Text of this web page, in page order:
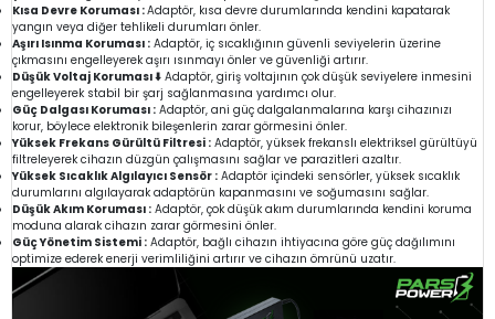
Kısa Devre Koruması :Adaptör, kısa devre durumlarında kendini kapatarak
yangın veya diğer tehlikeli durumları önler.
Aşırı Isınma Koruması : Adaptör, iç sıcaklığının güvenli seviyelerin üzerine
çıkmasını engelleyerek aşırı ısınmayı önler ve güvenliği artırır.
Düşük Voltaj Koruması ⬇️ Adaptör, giriş voltajının çok düşük seviyelere inmesini
engelleyerek stabil bir şarj sağlanmasına yardımcı olur.
Güç Dalgası Koruması : Adaptör, ani güç dalgalanmalarına karşı cihazınızı
korur, böylece elektronik bileşenlerin zarar görmesini önler.
Yüksek Frekans Gürültü Filtresi : Adaptör, yüksek frekanslı elektriksel gürültüyü
filtreleyerek cihazın düzgün çalışmasını sağlar ve parazitleri azaltır.
Yüksek Sıcaklık Algılayıcı Sensör : Adaptör içindeki sensörler, yüksek sıcaklık
durumlarını algılayarak adaptörün kapanmasını ve soğumasını sağlar.
Düşük Akım Koruması : Adaptör, çok düşük akım durumlarında kendini koruma
moduna alarak cihazın zarar görmesini önler.
Güç Yönetim Sistemi : Adaptör, bağlı cihazın ihtiyacına göre güç dağılımını
optimize ederek enerji verimliliğini artırır ve cihazın ömrünü uzatır.